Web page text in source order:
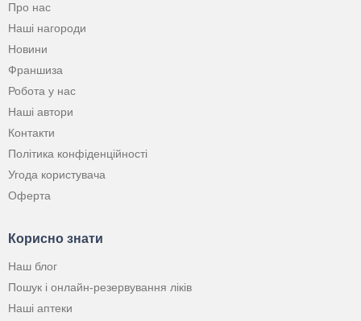
Про нас
Наші нагороди
Новини
Франшиза
Робота у нас
Наші автори
Контакти
Політика конфіденційності
Угода користувача
Оферта
Корисно знати
Наш блог
Пошук і онлайн-резервування ліків
Наші аптеки